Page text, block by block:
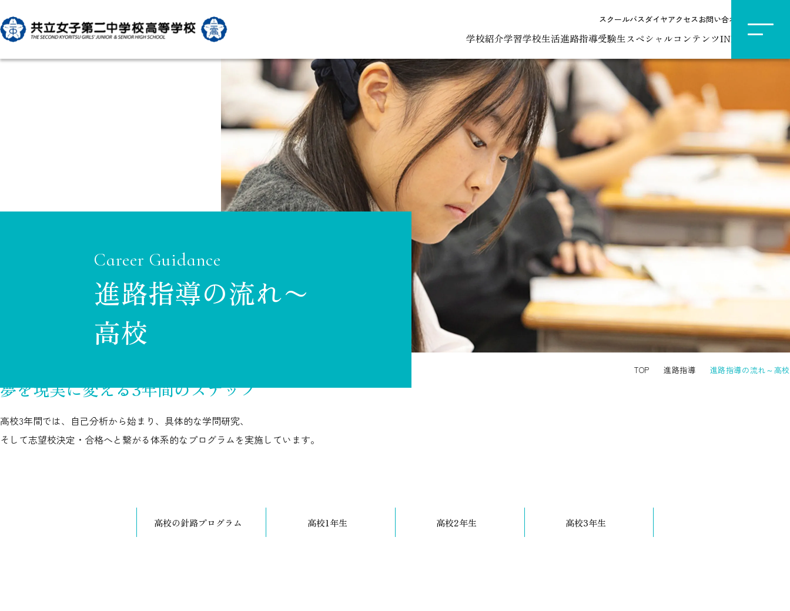
スクールバスダイヤアクセスお問い合わせ
学校紹介学習学校生活進路指導受験生スペシャルコンテンツINFORMATION
Career Guidance
進路指導の流れ〜
高校
TOP 進路指導 進路指導の流れ～高校
夢を現実に変える3年間のステップ
高校3年間では、自己分析から始まり、具体的な学問研究、
そして志望校決定・合格へと繋がる体系的なプログラムを実施しています。
高校の針路プログラム 高校1年生 高校2年生 高校3年生